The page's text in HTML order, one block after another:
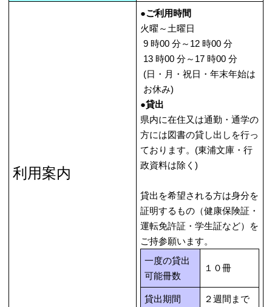
利用案内
●ご利用時間
火曜～土曜日
9 時00 分～12 時00 分
13 時00 分～17 時00 分
(日・月・祝日・年末年始は
お休み)
●貸出
県内に在住又は通勤・通学の
方には図書の貸し出しを行っ
ております。(東浦文庫・行
政資料は除く)
貸出を希望される方は身分を
証明するもの（健康保険証・
運転免許証・学生証など）を
ご持参願います。
一度の貸出
可能冊数
１０冊
貸出期間
２週間まで